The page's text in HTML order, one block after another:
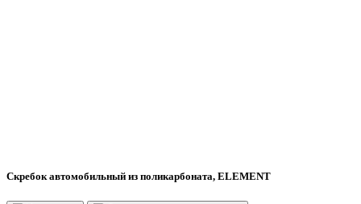
Скребок автомобильный из поликарбоната, ELEMENT